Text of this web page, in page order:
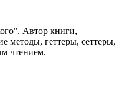
Автор книги,
методы, геттеры, сеттеры,
чтением.